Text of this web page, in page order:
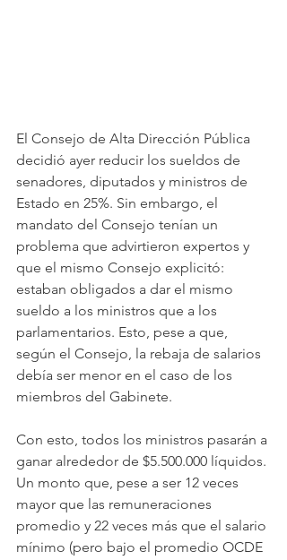
El Consejo de Alta Dirección Pública
decidió ayer reducir los sueldos de
senadores, diputados y ministros de
Estado en 25%. Sin embargo, el
mandato del Consejo tenían un
problema que advirtieron expertos y
que el mismo Consejo explicitó:
estaban obligados a dar el mismo
sueldo a los ministros que a los
parlamentarios. Esto, pese a que,
según el Consejo, la rebaja de salarios
debía ser menor en el caso de los
miembros del Gabinete.
Con esto, todos los ministros pasarán a
ganar alrededor de $5.500.000 líquidos.
Un monto que, pese a ser 12 veces
mayor que las remuneraciones
promedio y 22 veces más que el salario
mínimo (pero bajo el promedio OCDE